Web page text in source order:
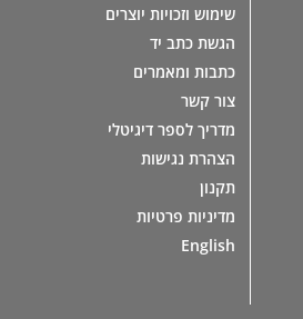
שימוש וזכויות יוצרים
הגשת כתב יד
כתבות ומאמרים
צור קשר
מדריך לספר דיגיטלי
הצהרת נגישות
תקנון
מדיניות פרטיות
English